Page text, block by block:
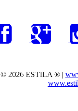
© 2026 ESTILA ® |